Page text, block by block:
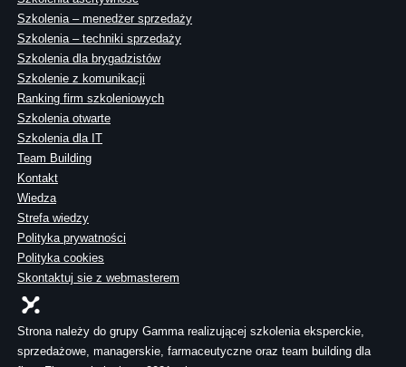
Szkolenia – menedżer sprzedaży
Szkolenia – techniki sprzedaży
Szkolenia dla brygadzistów
Szkolenie z komunikacji
Ranking firm szkoleniowych
Szkolenia otwarte
Szkolenia dla IT
Team Building
Kontakt
Wiedza
Strefa wiedzy
Polityka prywatności
Polityka cookies
Skontaktuj sie z webmasterem
Strona należy do grupy Gamma realizującej szkolenia eksperckie,
sprzedażowe, managerskie, farmaceutyczne oraz team building dla